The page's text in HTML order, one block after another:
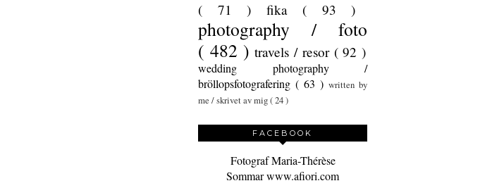
( 71 ) fika ( 93 )
photography / foto
( 482 )travels / resor ( 92 )
wedding photography /
bröllopsfotografering ( 63 ) written by
me / skrivet av mig( 24 )
FACEBOOK
Fotograf Maria-Thérèse
Sommar www.afiori.com